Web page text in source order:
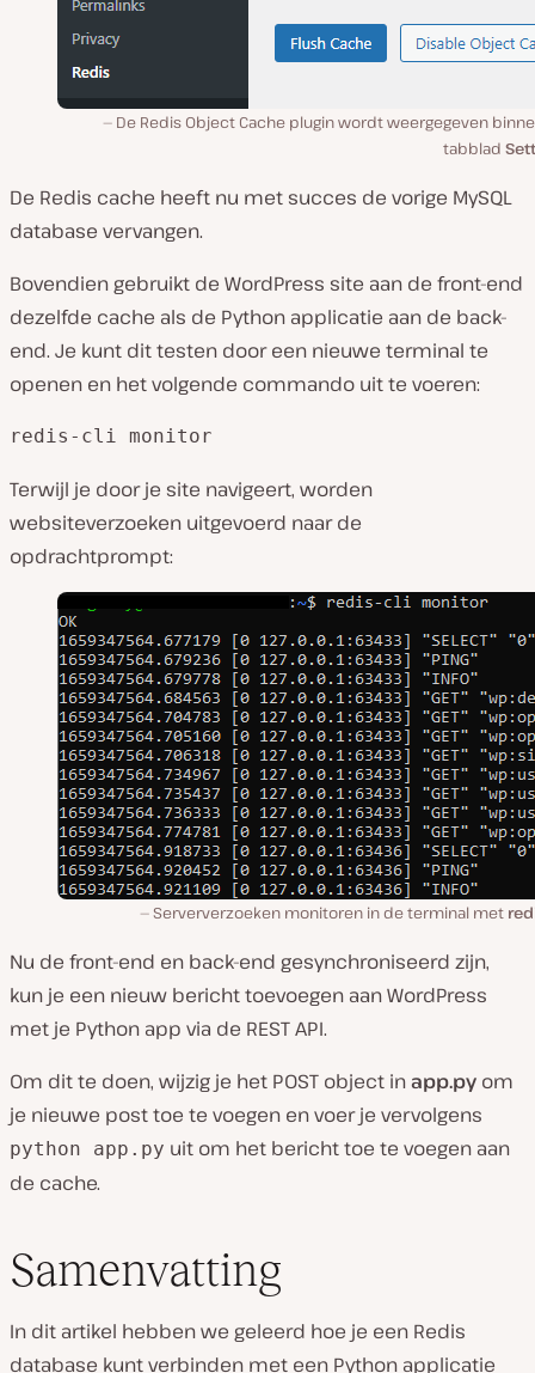
De Redis Object Cache plugin wordt weergegeven
tabblad
De Redis cache heeft nu met succes de vorige MySQL
database vervangen.
Bovendien gebruikt de WordPress site aan de front-end
dezelfde cache als de Python applicatie aan de back-
end. Je kunt dit testen door een nieuwe terminal te
openen en het volgende commando uit te voeren:
redis-cli monitor
Terwijl je door je site navigeert, worden
websiteverzoeken uitgevoerd naar de
opdrachtprompt:
Serververzoeken monitoren in de terminal met
Nu de front-end en back-end gesynchroniseerd zijn,
kun je een nieuw bericht toevoegen aan WordPress
met je Python app via de REST API.
Om dit te doen, wijzig je het POST object inapp.py om
je nieuwe post toe te voegen en voer je vervolgens
python app.py uit om het bericht toe te voegen aan
de cache.
Samenvatting
In dit artikel hebben we geleerd hoe je een Redis
database kunt verbinden met een Python applicatie